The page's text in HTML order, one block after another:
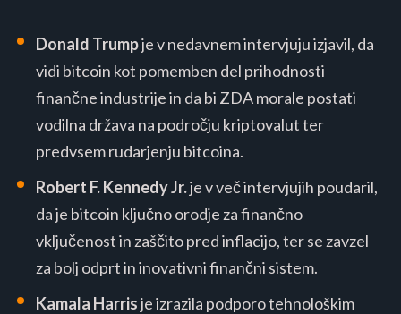
Donald Trumpje v nedavnem intervjuju izjavil, da
vidi bitcoin kot pomemben del prihodnosti
finančne industrije in da bi ZDA morale postati
vodilna država na področju kriptovalut​​​​ ter
predvsem rudarjenju bitcoina.
Robert F. Kennedy Jr.je v več intervjujih poudaril,
da je bitcoin ključno orodje za finančno
vključenost in zaščito pred inflacijo, ter se zavzel
za bolj odprt in inovativni finančni sistem​​.
Kamala Harrisje izrazila podporo tehnološkim